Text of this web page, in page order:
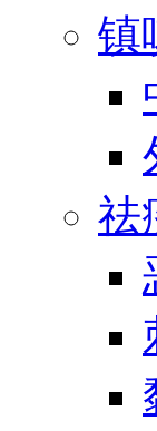
镇
祛